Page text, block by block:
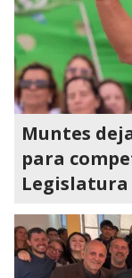
Muntes
para
Legislatura